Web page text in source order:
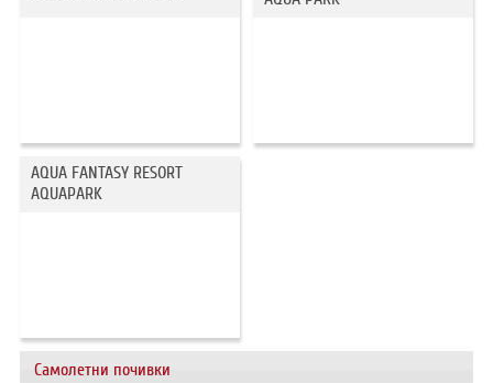
Самолетни почивки
AQUA FANTASY RESORT
AQUAPARK